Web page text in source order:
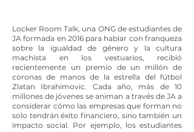
Locker Room Talk, una ONG de estudiantes de
JA formada en 2016 para hablar con franqueza
sobre la igualdad de género y la cultura
machista en los vestuarios, recibió
recientemente un premio de un millón de
coronas de manos de la estrella del fútbol
Zlatan Ibrahimovic. Cada año, más de 10
millones de jóvenes se animan a través de JA a
considerar cómo las empresas que forman no
solo tendrán éxito financiero, sino también un
impacto social. Por ejemplo, los estudiantes